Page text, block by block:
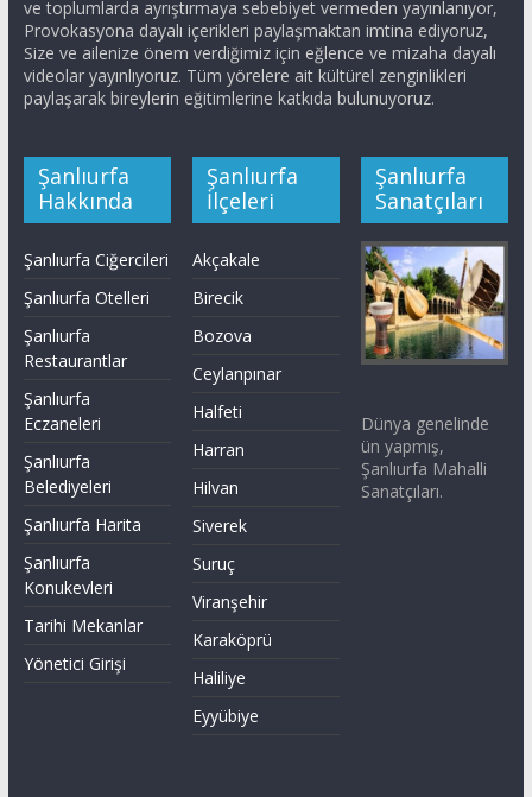
ve toplumlarda ayrıştırmaya sebebiyet vermeden yayınlanıyor,
Provokasyona dayalı içerikleri paylaşmaktan imtina ediyoruz,
Size ve ailenize önem verdiğimiz için eğlence ve mizaha dayalı
videolar yayınlıyoruz. Tüm yörelere ait kültürel zenginlikleri
paylaşarak bireylerin eğitimlerine katkıda bulunuyoruz.
Şanlıurfa
Hakkında
Şanlıurfa Ciğercileri
Şanlıurfa Otelleri
Şanlıurfa
Restaurantlar
Şanlıurfa
Eczaneleri
Şanlıurfa
Belediyeleri
Şanlıurfa Harita
Şanlıurfa
Konukevleri
Tarihi Mekanlar
Yönetici Girişi
Şanlıurfa
İlçeleri
Akçakale
Birecik
Bozova
Ceylanpınar
Halfeti
Harran
Hilvan
Siverek
Suruç
Viranşehir
Karaköprü
Haliliye
Eyyübiye
Şanlıurfa
Sanatçıları
Dünya genelinde
ün yapmış,
Şanlıurfa Mahalli
Sanatçıları.